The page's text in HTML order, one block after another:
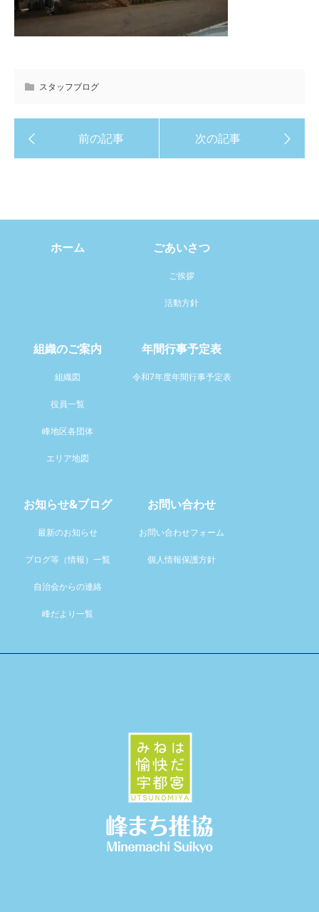
スタッフブログ
ホーム ごあいさつ
ご挨拶
活動方針
組織のご案内
組織図
役員一覧
峰地区各団体
エリア地図
年間行事予定表
令和7年度年間行事予定表
お知らせ&ブログ
最新のお知らせ
ブログ等（情報）一覧
自治会からの連絡
峰だより一覧
お問い合わせ
お問い合わせフォーム
個人情報保護方針